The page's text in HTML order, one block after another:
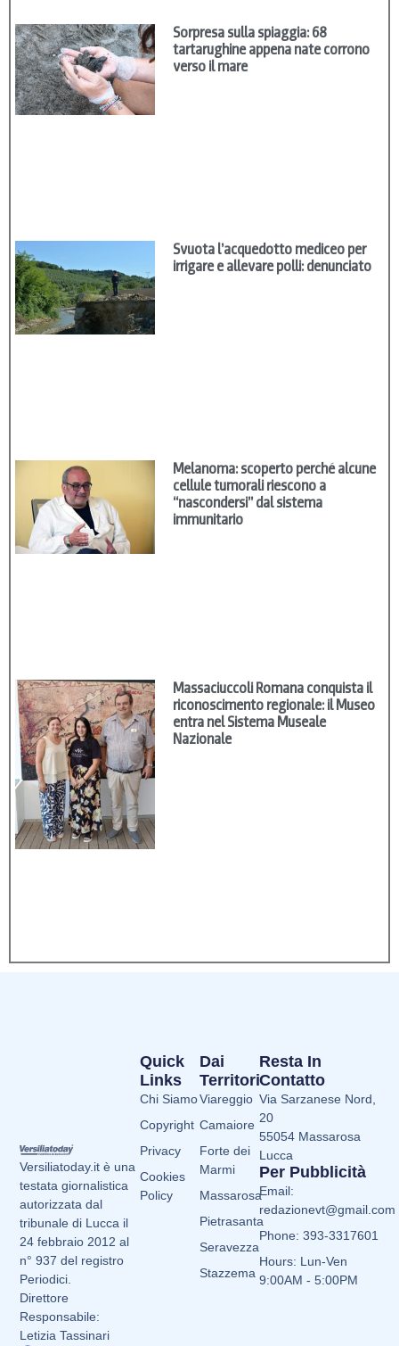
Sorpresa sulla spiaggia: 68
tartarughine appena nate corrono
verso il mare
Svuota l’acquedotto mediceo per
irrigare e allevare polli: denunciato
Melanoma: scoperto perché alcune
cellule tumorali riescono a
“nascondersi” dal sistema
immunitario
Massaciuccoli Romana conquista il
riconoscimento regionale: il Museo
entra nel Sistema Museale
Nazionale
Versiliatoday.it è una
testata giornalistica
autorizzata dal
tribunale di Lucca il
24 febbraio 2012 al
n° 937 del registro
Periodici.
Direttore
Responsabile:
Letizia Tassinari
Dai
Territori
Viareggio
Camaiore
Forte dei
Marmi
Massarosa
Pietrasanta
Seravezza
Stazzema
Quick
Links
Chi Siamo
Copyright
Privacy
Cookies
Policy
Resta In
Contatto
Via Sarzanese Nord,
20
55054 Massarosa
Lucca
Per Pubblicità
Email:
redazionevt@gmail.com
Phone: 393-3317601
Hours: Lun-Ven
9:00AM - 5:00PM